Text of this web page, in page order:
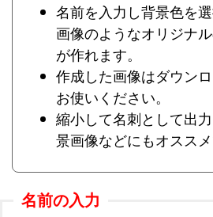
名前を入力し背景色を
画像のようなオリジナ
が作れます。
作成した画像はダウン
お使いください。
縮小して名刺として出
景画像などにもオススメ
名前の入力